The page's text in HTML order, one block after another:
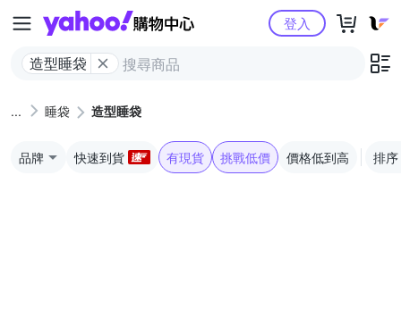
Yahoo購物中心
造型睡袋
登入
睡袋 造型睡袋
品牌 快速到貨 有現貨 挑戰低價 價格低到高 排序